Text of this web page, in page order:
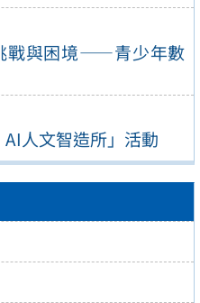
戰與困境——青少年數
AI人文智造所」活動